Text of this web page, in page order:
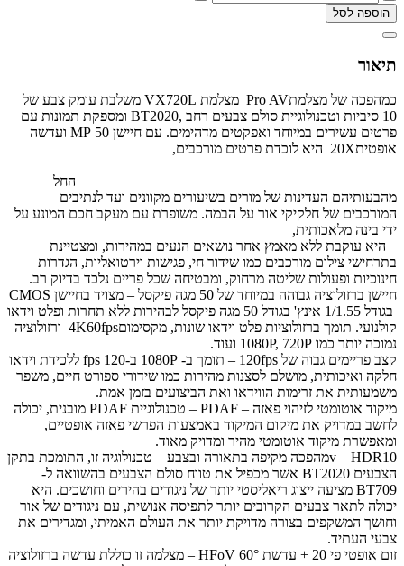
הוספה לסל
תיאור
כמהפכה של מצלמתPro AV מצלמת VX720L משלבת עומק צבע של
10 סיביות וטכנולוגיית סולם צבעים רחב ,BT2020 ומספקת תמונות עם
פרטים עשירים במיוחד ואפקטים מדהימים. עם חיישן 50 MP ועדשה
אופטית20X היא לוכדת פרטים מורכבים,
החל
מהבעותיהם העדינות של מורים בשיעורים מקוונים ועד לנתיבים
המורכבים של חלקיקי אור על הבמה. משופרת עם מעקב חכם המונע על
ידי בינה מלאכותית,
היא עוקבת ללא מאמץ אחר נושאים הנעים במהירות, ומצטיינת
בתרחישי צילום מורכבים כמו שידור חי, פגישות וירטואליות, הגדרות
חינוכיות ופעולות שליטה מרחוק, ומבטיחה שכל פריים נלכד בדיוק רב.
חיישן ברזולוציה גבוהה במיוחד של 50 מגה פיקסל – מצויד בחיישן CMOS
בגודל 1/1.55 אינץ' בגודל 50 מגה פיקסל לבהירות ללא תחרות ופלט וידאו
קולנועי. תומך ברזולוציות פלט וידאו שונות, מקסימום4K60fps ורזולוציה
נמוכה יותר כמו 1080P, 720P ועוד.
קצב פריימים גבוה של 120fps – תומך ב- 1080P ב-fps 120 ללכידת וידאו
חלקה ואיכותית, מושלם לסצנות מהירות כמו שידורי ספורט חיים, משפר
משמעותית את זרימות הווידאו ואת הביצועים בזמן אמת.
מיקוד אוטומטי לזיהוי פאזה – PDAF – טכנולוגיית PDAF מובנית, יכולה
לחשב במדויק את מיקום המיקוד באמצעות הפרשי פאזה אופטיים,
ומאפשרת מיקוד אוטומטי מהיר ומדויק מאוד.
v – HDR10מהפכה מקיפה בתאורה ובצבע – טכנולוגיה זו, התומכת בתקן
הצבעים BT2020 אשר מכפיל את טווח סולם הצבעים בהשוואה ל-
BT709 מציעה ייצוג ריאליסטי יותר של ניגודים בהירים וחושכים. היא
יכולה לתאר צבעים הקרובים יותר לתפיסה אנושית, עם ניגודים של אור
וחושך המשקפים בצורה מדויקת יותר את העולם האמיתי, ומגדירים את
צבעי העתיד.
זום אופטי פי 20 + עדשת 60° HFoV – מצלמה זו כוללת עדשה ברזולוציה